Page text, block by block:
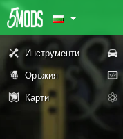
Инструменти
Оръжия
Карти